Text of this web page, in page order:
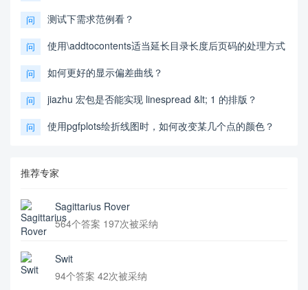
问 测试下需求范例看？
问 使用\addtocontents适当延长目录长度后页码的处理方式
问 如何更好的显示偏差曲线？
问 jiazhu 宏包是否能实现 linespread &lt; 1 的排版？
问 使用pgfplots绘折线图时，如何改变某几个点的颜色？
推荐专家
Sagittarius Rover
564个答案 197次被采纳
Swit
94个答案 42次被采纳